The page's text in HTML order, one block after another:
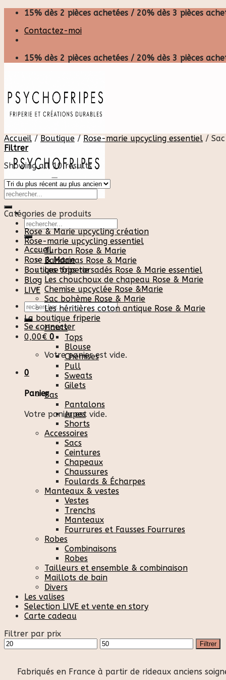
Skip
content
15% dès 2 pièces achetées / 20% dès 3 pièces
Contactez-moi
15% dès 2 pièces achetées / 20% dès 3 pièces
Recherche
pour :
Accueil
Rose & Marie
Boutique friperie
Blog
LIVE
Recherche
pour :
Se connecter
0,00€ 0
Votre panier est vide.
0
Panier
Votre panier est vide.
Accueil / Boutique / Rose-marie upcycling essentiel /
Filtrer
Showing all 10 results
Catégories de produits
Rose & Marie upcycling création
Rose-marie upcycling essentiel
Turban Rose & Marie
Bandanas Rose & Marie
Les tops torsadés Rose & Marie essentiel
Les chouchoux de chapeau Rose & Marie
Chemise upcyclée Rose &Marie
Sac bohème Rose & Marie
Les héritières coton antique Rose & Marie
La boutique friperie
Hauts
Tops
Blouse
Chemises
Pull
Sweats
Gilets
Bas
Pantalons
Jupes
Shorts
Accessoires
Sacs
Ceintures
Chapeaux
Chaussures
Foulards & Écharpes
Manteaux & vestes
Vestes
Trenchs
Manteaux
Fourrures et Fausses Fourrures
Robes
Combinaisons
Robes
Tailleurs et ensemble & combinaison
Maillots de bain
Divers
Les valises
Selection LIVE et vente en story
Carte cadeau
Filtrer par prix
Prix
min
Prix
max
Filtrer
Fabriqués en France à partir de rideaux anciens